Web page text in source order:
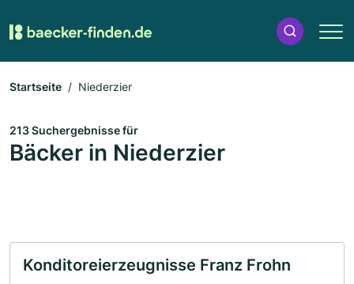
Startseite Niederzier
213 Suchergebnisse für
Bäcker in Niederzier
Konditoreierzeugnisse Franz Frohn